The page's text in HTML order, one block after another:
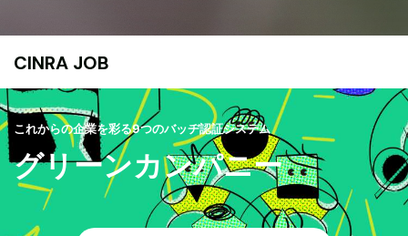
CINRA JOB
これからの企業を彩る9つのバッヂ認証システム
グリーンカンパニー